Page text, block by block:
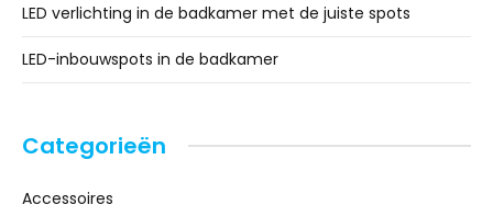
LED verlichting in de badkamer met de juiste spots
LED-inbouwspots in de badkamer
Categorieën
Accessoires